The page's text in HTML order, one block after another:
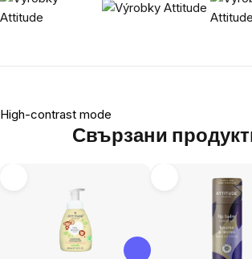
High-contrast mode
Свързани